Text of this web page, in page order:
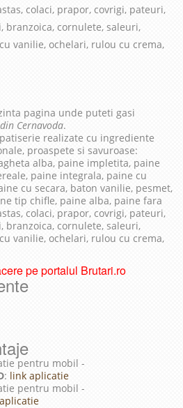
colaci, prapor, covrigi, pateuri,
branzoica, cornulete, saleuri,
vanilie, ochelari, rulou cu crema,
pagina unde puteti gasi
Cernavoda.
realizate cu ingrediente
proaspete si savuroase:
alba, paine impletita, paine
paine integrala, paine cu
cu secara, baton vanilie, pesmet,
tip chifle, paine alba, paine fara
colaci, prapor, covrigi, pateuri,
branzoica, cornulete, saleuri,
vanilie, ochelari, rulou cu crema,
pe portalul Brutari.ro
pentru mobil -
: link aplicatie
pentru mobil -